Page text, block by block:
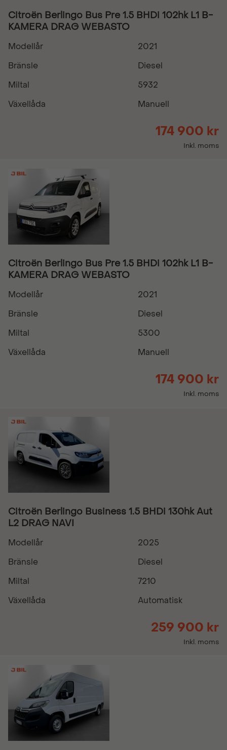
Citroën Berlingo Bus Pre 1.5 BHDi 102hk L1 B-
KAMERA DRAG WEBASTO
Modellår
2021
Bränsle
Diesel
Miltal
5932
Växellåda
Manuell
174 900 kr
Inkl. moms
Citroën Berlingo Bus Pre 1.5 BHDi 102hk L1 B-
KAMERA DRAG WEBASTO
Modellår
2021
Bränsle
Diesel
Miltal
5300
Växellåda
Manuell
174 900 kr
Inkl. moms
Citroën Berlingo Business 1.5 BHDi 130hk Aut
L2 DRAG NAVI
Modellår
2025
Bränsle
Diesel
Miltal
7210
Växellåda
Automatisk
259 900 kr
Inkl. moms